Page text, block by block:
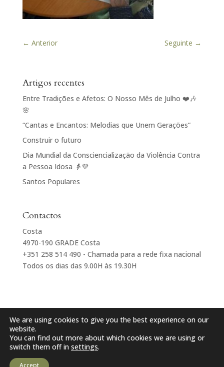
← Anterior Seguinte →
Artigos recentes
Entre Tradições e Afetos: O Nosso Mês de Julho ❤️🎶
🌸
“Cantas e Encantos: Melodias que Unem Gerações”
Construir o futuro
Dia Mundial da Consciencialização da Violência Contra
a Pessoa Idosa 👵💜
Santos Populares
Contactos
Costa
4970-190 GRADE Costa
+351 258 514 490 - Chamada para a rede fixa nacional
Todos os dias das 9.00H às 19.30H
Centro Paroquial e Social de Sta Maria de Grade
POLÍTICA DE PRIVACIDADE
We are using cookies to give you the best experience on our
website.
You can find out more about which cookies we are using or
switch them off in settings.
Accept